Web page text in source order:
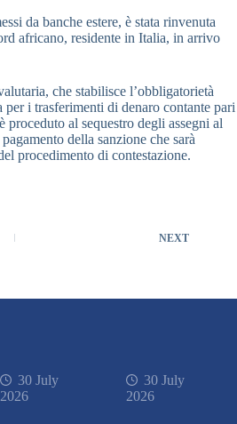
da banche estere, è stata rinvenuta
africano, residente in Italia, in arrivo
che stabilisce l’obbligatorietà
i trasferimenti di denaro contante pari
proceduto al sequestro degli assegni al
della sanzione che sarà
procedimento di contestazione.
NEXT
30 July
2026
30 July
2026